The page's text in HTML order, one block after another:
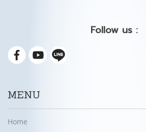
Follow us :
MENU
Home